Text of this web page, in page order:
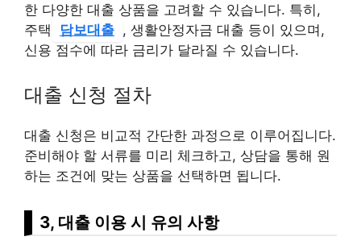
한 다양한 대출 상품을 고려할 수 있습니다. 특히,
주택
담보대출 , 생활안정자금 대출 등이 있으며,
신용 점수에 따라 금리가 달라질 수 있습니다.
대출 신청 절차
대출 신청은 비교적 간단한 과정으로 이루어집니다.
준비해야 할 서류를 미리 체크하고, 상담을 통해 원
하는 조건에 맞는 상품을 선택하면 됩니다.
3, 대출 이용 시 유의 사항